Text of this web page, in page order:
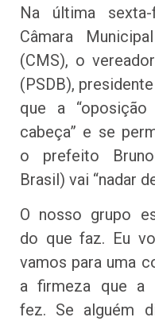
Na última
Câmara
(CMS), o
(PSDB),
que a
cabeça” e se
o prefeito
Brasil) vai “nadar
O nosso grupo
do que faz. Eu
vamos para uma
a firmeza que a
fez. Se alguém